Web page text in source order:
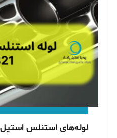
لوله‌های استنلس استیل ۳۲۱